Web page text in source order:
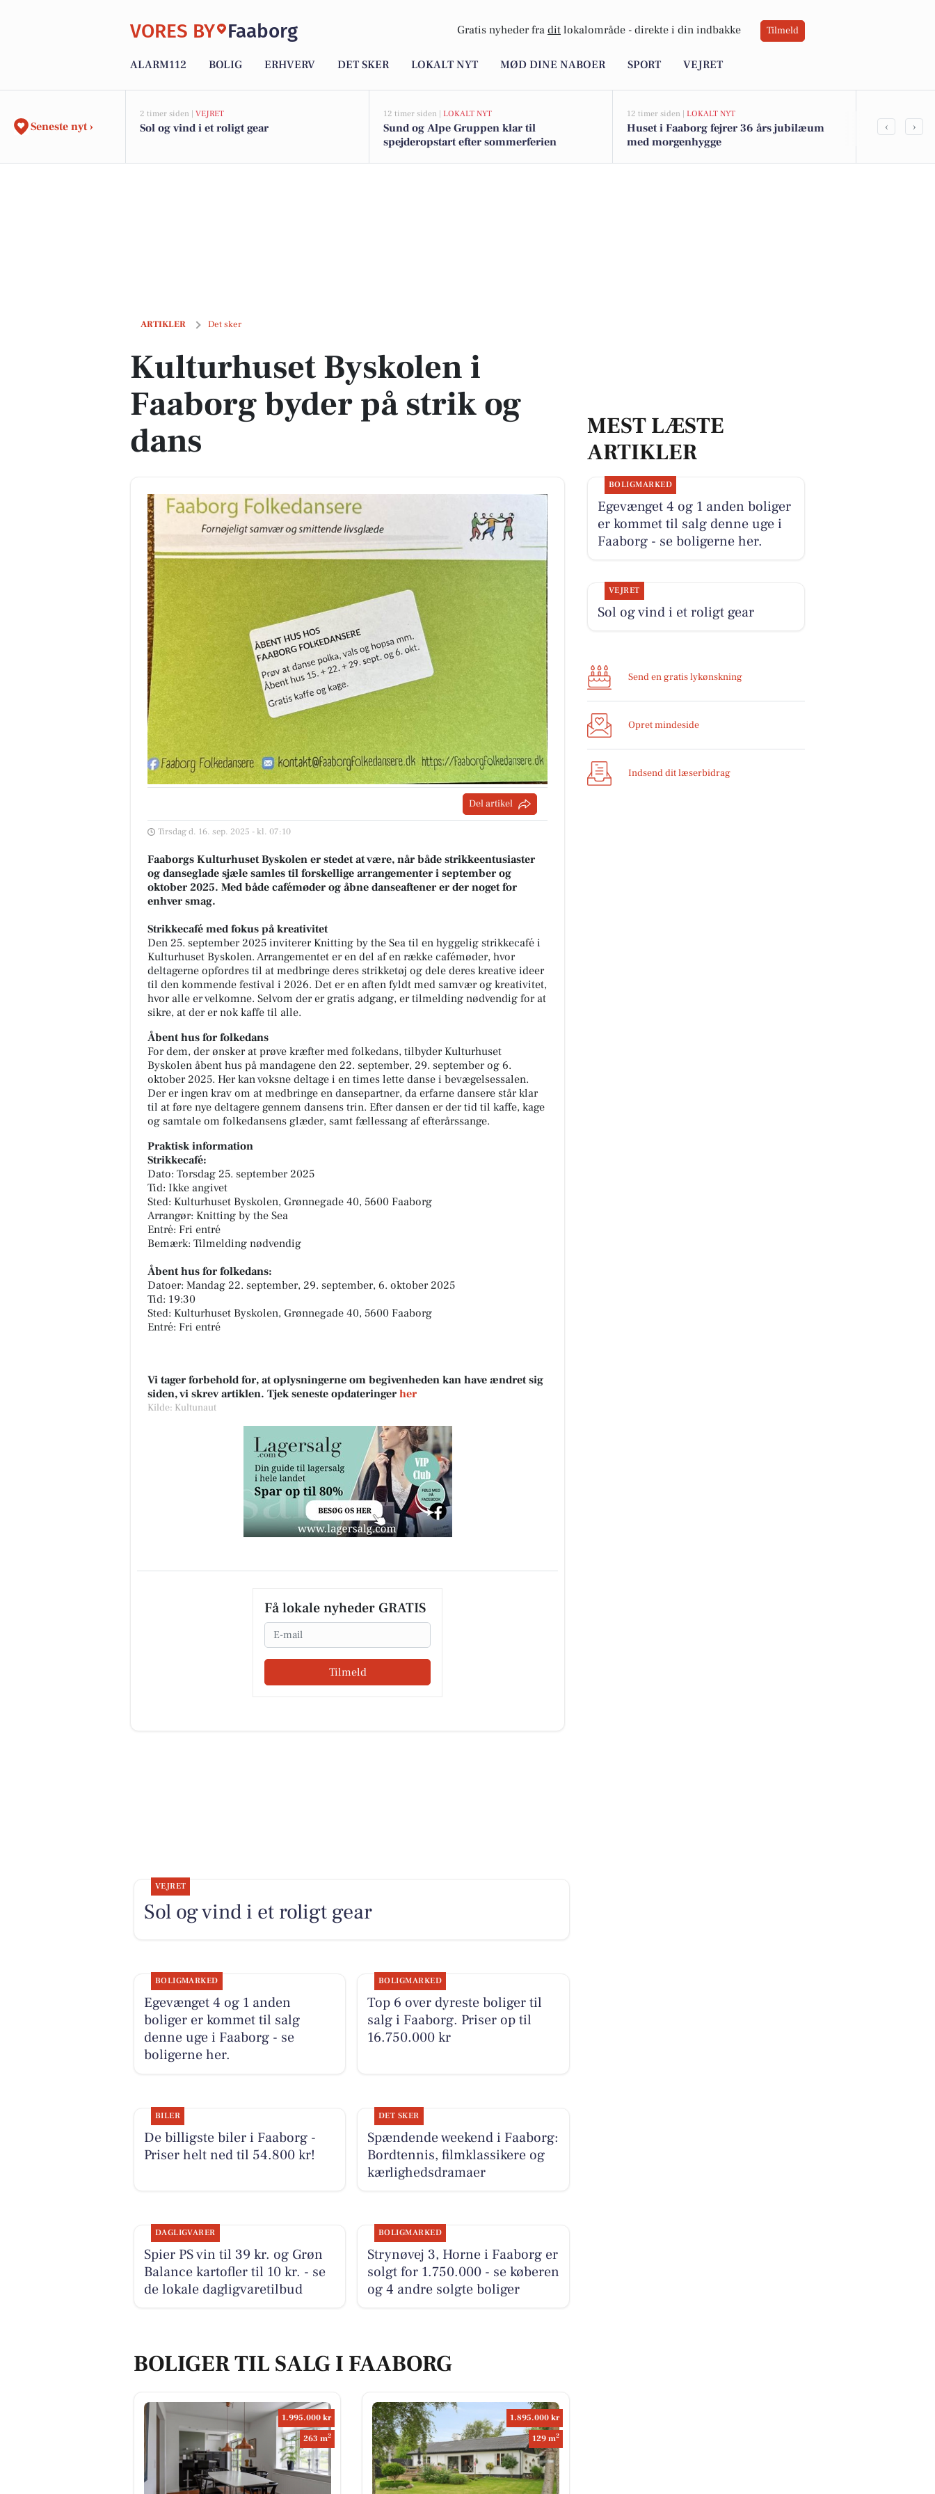
VORES BY Faaborg Gratis nyheder fra dit lokalområde - direkte i din indbakke Tilmeld
ALARM112 BOLIG ERHVERV DET SKER LOKALT NYT MØD DINE NABOER SPORT VEJRET
Seneste nyt ›
2 timer siden | VEJRET
Sol og vind i et roligt gear
12 timer siden | LOKALT NYT
Sund og Alpe Gruppen klar til
spejderopstart efter sommerferien
12 timer siden | LOKALT NYT
Huset i Faaborg fejrer 36 års jubilæum
med morgenhygge
Midlertidig
‹ ›
ARTIKLER Det sker
Kulturhuset Byskolen i Faaborg byder på strik og dans
Kulturhuset Byskolen i
Faaborg byder på strik og
dans
Del artikel
Tirsdag d. 16. sep. 2025 - kl. 07:10
Faaborgs Kulturhuset Byskolen er stedet at være, når både strikkeentusiaster
og danseglade sjæle samles til forskellige arrangementer i september og
oktober 2025. Med både cafémøder og åbne danseaftener er der noget for
enhver smag.
Strikkecafé med fokus på kreativitet
Den 25. september 2025 inviterer Knitting by the Sea til en hyggelig strikkecafé i
Kulturhuset Byskolen. Arrangementet er en del af en række cafémøder, hvor
deltagerne opfordres til at medbringe deres strikketøj og dele deres kreative ideer
til den kommende festival i 2026. Det er en aften fyldt med samvær og kreativitet,
hvor alle er velkomne. Selvom der er gratis adgang, er tilmelding nødvendig for at
sikre, at der er nok kaffe til alle.
Åbent hus for folkedans
For dem, der ønsker at prøve kræfter med folkedans, tilbyder Kulturhuset
Byskolen åbent hus på mandagene den 22. september, 29. september og 6.
oktober 2025. Her kan voksne deltage i en times lette danse i bevægelsessalen.
Der er ingen krav om at medbringe en dansepartner, da erfarne dansere står klar
til at føre nye deltagere gennem dansens trin. Efter dansen er der tid til kaffe, kage
og samtale om folkedansens glæder, samt fællessang af efterårssange.
Praktisk information
Strikkecafé:
Dato: Torsdag 25. september 2025
Tid: Ikke angivet
Sted: Kulturhuset Byskolen, Grønnegade 40, 5600 Faaborg
Arrangør: Knitting by the Sea
Entré: Fri entré
Bemærk: Tilmelding nødvendig
Åbent hus for folkedans:
Datoer: Mandag 22. september, 29. september, 6. oktober 2025
Tid: 19:30
Sted: Kulturhuset Byskolen, Grønnegade 40, 5600 Faaborg
Entré: Fri entré
Vi tager forbehold for, at oplysningerne om begivenheden kan have ændret sig
siden, vi skrev artiklen. Tjek seneste opdateringer her
Kilde: Kultunaut
Få lokale nyheder GRATIS
Email
Tilmeld
MEST LÆSTE
ARTIKLER
BOLIGMARKED
Egevænget 4 og 1 anden boliger
er kommet til salg denne uge i
Faaborg - se boligerne her.
VEJRET
Sol og vind i et roligt gear
Send en gratis lykønskning
Opret mindeside
Indsend dit læserbidrag
VEJRET
Sol og vind i et roligt gear
BOLIGMARKED
Egevænget 4 og 1 anden
boliger er kommet til salg
denne uge i Faaborg - se
boligerne her.
BOLIGMARKED
Top 6 over dyreste boliger til
salg i Faaborg. Priser op til
16.750.000 kr
BILER
De billigste biler i Faaborg -
Priser helt ned til 54.800 kr!
DET SKER
Spændende weekend i Faaborg:
Bordtennis, filmklassikere og
kærlighedsdramaer
DAGLIGVARER
Spier PS vin til 39 kr. og Grøn
Balance kartofler til 10 kr. - se
de lokale dagligvaretilbud
BOLIGMARKED
Strynøvej 3, Horne i Faaborg er
solgt for 1.750.000 - se køberen
og 4 andre solgte boliger
BOLIGER TIL SALG I FAABORG
1.995.000 kr
263 m2
1.895.000 kr
129 m2